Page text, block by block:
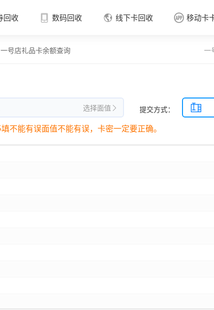
回收
回收
 数码回收  线下卡回收  移动卡
一
一号店礼品卡余额查询
选择面值  提交方式： 
不能有误面值不能有误，卡密一定要正确。